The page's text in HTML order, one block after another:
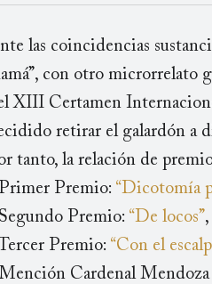
las coincidencias
con otro microrrelato
XIII Certamen
retirar el galardón a
tanto, la relación de
Premio: “Dicotomía
Premio: “De locos”
Premio: “Con el
Cardenal